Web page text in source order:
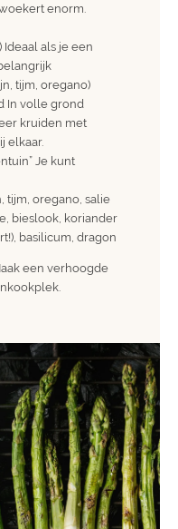
enorm.
als je een
tijm, oregano)
In volle grond
kruiden met
elkaar.
Je kunt
tijm, oregano, salie
bieslook, koriander
basilicum, dragon
een verhoogde